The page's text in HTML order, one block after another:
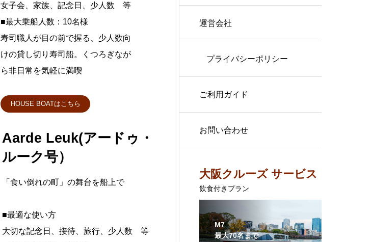
女子会、家族、記念日、少人数 等
■最大乗船人数：10名様
寿司職人が目の前で握る、少人数向
けの貸し切り寿司船。くつろぎなが
ら非日常を気軽に満喫
HOUSE BOATはこちら
Aarde Leuk(アードゥ・
ルーク号）
「食い倒れの町」の舞台を船上で
■最適な使い方
大切な記念日、接待、旅行、少人数 等
運営会社
プライバシーポリシー
ご利用ガイド
お問い合わせ
大阪クルーズ サービス
飲食付きプラン
M7
最大70名まで